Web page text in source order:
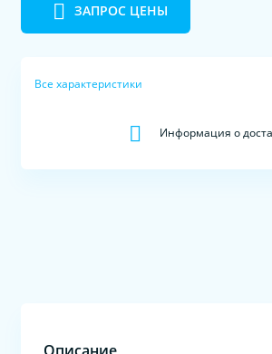
ЗАПРОС ЦЕНЫ
Все характеристики
Информация о